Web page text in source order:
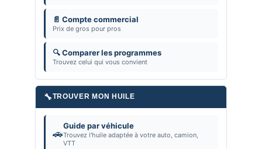
📄 Compte commercial
Prix de gros pour pros
🔍 Comparer les programmes
Trouvez celui qui vous convient
🔧TROUVER MON HUILE
🚗
Guide par véhicule
Trouvez l'huile adaptée à votre auto, camion,
VTT